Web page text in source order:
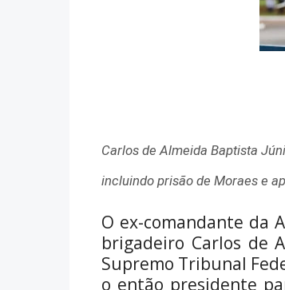
Carlos de Almeida Baptista
incluindo prisão de Moraes e
O ex-comandante da
brigadeiro Carlos de
Supremo Tribunal
o então presidente